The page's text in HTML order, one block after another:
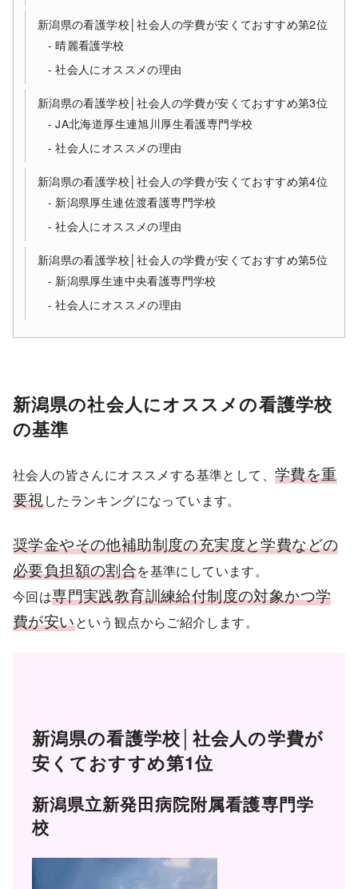
新潟県の看護学校│社会人の学費が安くておすすめ第2位
晴麗看護学校
社会人にオススメの理由
新潟県の看護学校│社会人の学費が安くておすすめ第3位
JA北海道厚生連旭川厚生看護専門学校
社会人にオススメの理由
新潟県の看護学校│社会人の学費が安くておすすめ第4位
新潟県厚生連佐渡看護専門学校
社会人にオススメの理由
新潟県の看護学校│社会人の学費が安くておすすめ第5位
新潟県厚生連中央看護専門学校
社会人にオススメの理由
新潟県の社会人にオススメの看護学校
の基準
社会人の皆さんにオススメする基準として、 学費を重
要視したランキングになっています。
奨学金やその他補助制度の充実度と学費などの
必要負担額の割合を基準にしています。
今回は専門実践教育訓練給付制度の対象かつ学
費が安いという観点からご紹介します。
新潟県の看護学校│社会人の学費が
安くておすすめ第1位
新潟県立新発田病院附属看護専門学
校